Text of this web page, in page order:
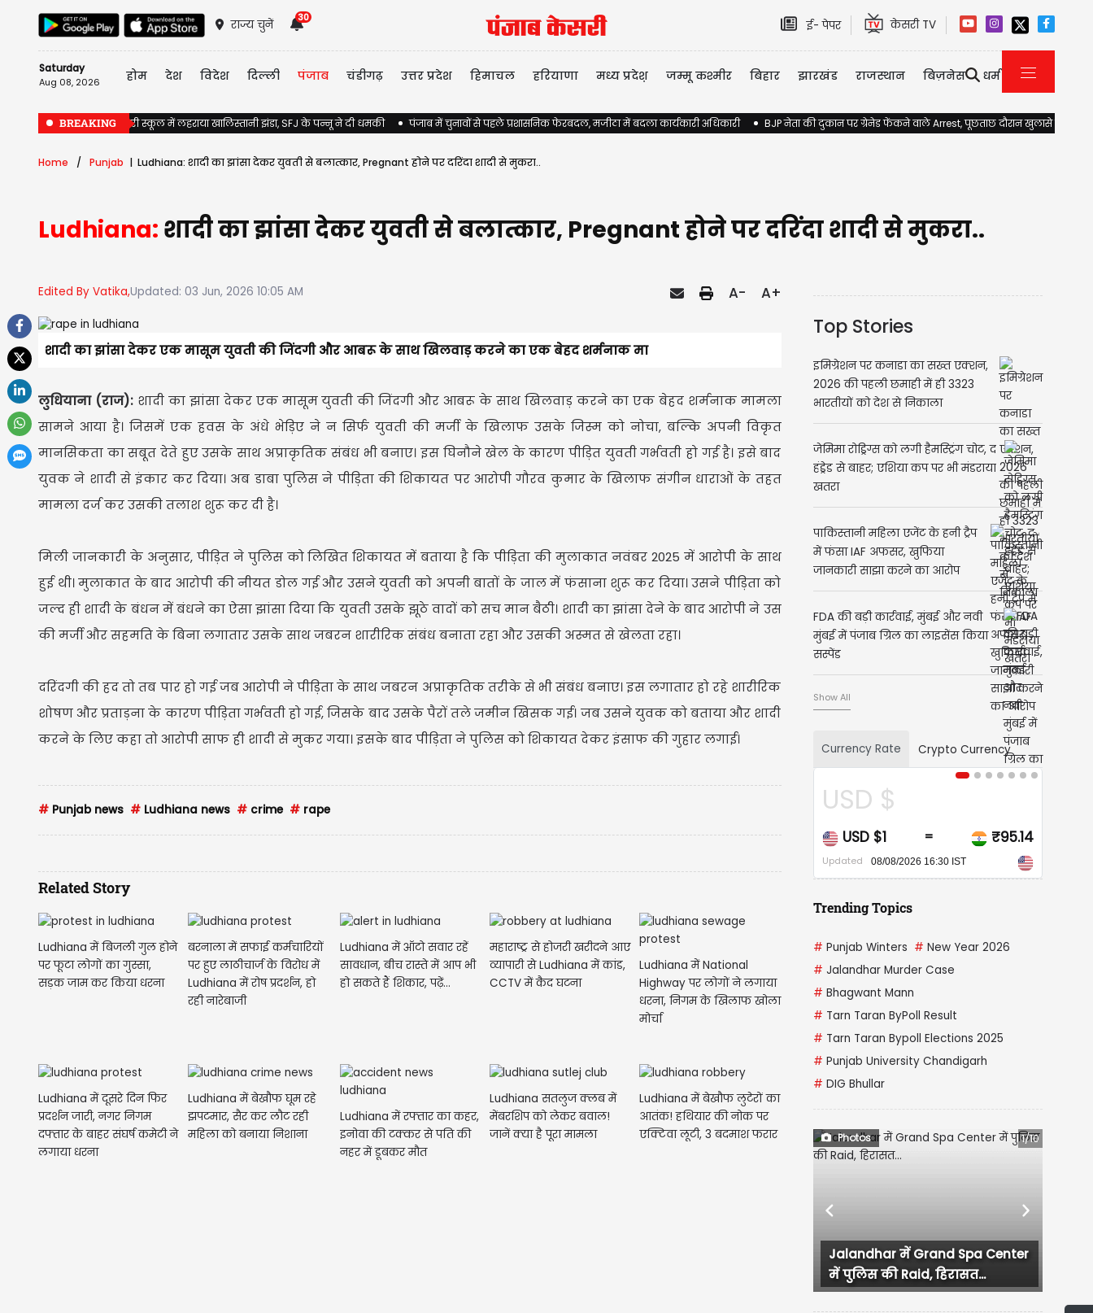
राज्य चुनें
30
ई- पेपर केसरी TV
Saturday
Aug 08, 2026 होम देश विदेश दिल्ली पंजाब चंडीगढ़ उत्तर प्रदेश हिमाचल हरियाणा मध्य प्रदेश़ जम्मू कश्मीर बिहार झारखंड राजस्थान बिज़नेस धर्म
BREAKING
Jalandhar के सरकारी स्कूल में लहराया खालिस्तानी झंडा, SFJ के पन्नू ने दी धमकी पंजाब में चुनावों से पहले प्रशासनिक फेरबदल, मजीठा में बदला कार्यकारी अधिकारी BJP नेता की दुकान पर ग्रेनेड फेंकने वाले Arrest, पूछताछ दौरान खुलासे होने की
Home Punjab Ludhiana: शादी का झांसा देकर युवती से बलात्कार, Pregnant होने पर दरिंदा शादी से मुकरा..
Ludhiana: शादी का झांसा देकर युवती से बलात्कार, Pregnant होने पर दरिंदा शादी से मुकरा..
Edited By Vatika,Updated: 03 Jun, 2026 10:05 AM A- A+
शादी का झांसा देकर एक मासूम युवती की जिंदगी और आबरू के साथ खिलवाड़ करने का एक बेहद शर्मनाक मा
लुधियाना (राज):शादी का झांसा देकर एक मासूम युवती की जिंदगी और आबरू के साथ खिलवाड़ करने का एक बेहद शर्मनाक मामला
सामने आया है। जिसमें एक हवस के अंधे भेड़िए ने न सिर्फ युवती की मर्जी के खिलाफ उसके जिस्म को नोचा, बल्कि अपनी विकृत
मानसिकता का सबूत देते हुए उसके साथ अप्राकृतिक संबंध भी बनाए। इस घिनौने खेल के कारण पीड़ित युवती गर्भवती हो गई है। इसे बाद
युवक ने शादी से इंकार कर दिया। अब डाबा पुलिस ने पीड़िता की शिकायत पर आरोपी गौरव कुमार के खिलाफ संगीन धाराओं के तहत
मामला दर्ज कर उसकी तलाश शुरू कर दी है।
मिली जानकारी के अनुसार, पीड़ित ने पुलिस को लिखित शिकायत में बताया है कि पीड़िता की मुलाकात नवंबर 2025 में आरोपी के साथ
हुई थी। मुलाकात के बाद आरोपी की नीयत डोल गई और उसने युवती को अपनी बातों के जाल में फंसाना शुरू कर दिया। उसने पीड़िता को
जल्द ही शादी के बंधन में बंधने का ऐसा झांसा दिया कि युवती उसके झूठे वादों को सच मान बैठी। शादी का झांसा देने के बाद आरोपी ने उस
की मर्जी और सहमति के बिना लगातार उसके साथ जबरन शारीरिक संबंध बनाता रहा और उसकी अस्मत से खेलता रहा।
दरिंदगी की हद तो तब पार हो गई जब आरोपी ने पीड़िता के साथ जबरन अप्राकृतिक तरीके से भी संबंध बनाए। इस लगातार हो रहे शारीरिक
शोषण और प्रताड़ना के कारण पीड़िता गर्भवती हो गई, जिसके बाद उसके पैरों तले जमीन खिसक गई। जब उसने युवक को बताया और शादी
करने के लिए कहा तो आरोपी साफ ही शादी से मुकर गया। इसके बाद पीड़िता ने पुलिस को शिकायत देकर इंसाफ की गुहार लगाई।
# Punjab news # Ludhiana news # crime # rape
Related Story
Ludhiana में बिजली गुल होने
पर फूटा लोगों का गुस्सा,
सड़क जाम कर किया धरना
बरनाला में सफाई कर्मचारियों
पर हुए लाठीचार्ज के विरोध में
Ludhiana में रोष प्रदर्शन, हो
रही नारेबाजी
Ludhiana में ऑटो सवार रहें
सावधान, बीच रास्ते में आप भी
हो सकते हैं शिकार, पढ़ें...
महाराष्ट्र से होजरी खरीदने आए
व्यापारी से Ludhiana में कांड,
CCTV में कैद घटना
Ludhiana में National
Highway पर लोगों ने लगाया
धरना, निगम के खिलाफ खोला
मोर्चा
Ludhiana में दूसरे दिन फिर
प्रदर्शन जारी, नगर निगम
दफ्तार के बाहर संघर्ष कमेटी ने
लगाया धरना
Ludhiana में बेखौफ घूम रहे
झपटमार, सैर कर लौट रही
महिला को बनाया निशाना
Ludhiana में रफ्तार का कहर,
इनोवा की टक्कर से पति की
नहर में डूबकर मौत
Ludhiana सतलुज क्लब में
मेंबरशिप को लेकर बवाल!
जानें क्या है पूरा मामला
Ludhiana में बेखौफ लुटेरों का
आतंक! हथियार की नोक पर
एक्टिवा लूटी, 3 बदमाश फरार
Top Stories
इमिग्रेशन पर कनाडा का सख्त एक्शन,
2026 की पहली छमाही में ही 3323
भारतीयों को देश से निकाला
जेमिमा रोड्रिग्स को लगी हैमस्ट्रिंग चोट, द
हंड्रेड से बाहर; एशिया कप पर भी मंडराया
खतरा
पाकिस्तानी महिला एजेंट के हनी ट्रैप
में फंसा IAF अफसर, खुफिया
जानकारी साझा करने का आरोप
FDA की बड़ी कार्रवाई, मुंबई और नवी
मुंबई में पंजाब ग्रिल का लाइसेंस किया
सस्पेंड
Show All
Currency Rate Crypto Currency
USD $1 = ₹95.14
08/08/2026 16:30 IST
CAD $1
08/08/2026
Trending Topics
# Punjab Winters # New Year 2026
# Jalandhar Murder Case
# Bhagwant Mann
# Tarn Taran ByPoll Result
# Tarn Taran Bypoll Elections 2025
# Punjab University Chandigarh
# DIG Bhullar
Photos 1/10
Jalandhar में Grand Spa Center
में पुलिस की Raid, हिरासत...
लुधियाना में कांग्रेस
हंगामा, प्रदेश...
Previous Next